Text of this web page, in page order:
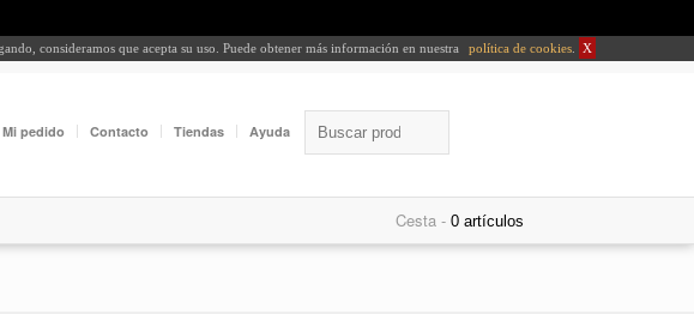
consideramos que acepta su uso. Puede obtener más información en nuestra política de cookies X
Mi pedido Contacto Tiendas Ayuda
Cesta -